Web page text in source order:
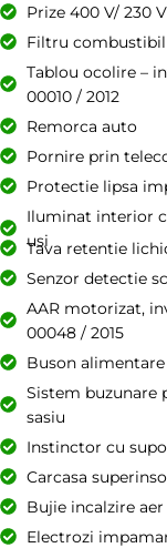
Prize 400 V/ 230 V
Filtru
Tablou ocolire –
00010 / 2012
Remorca auto
Pornire prin
Protectie lipsa
Iluminat interior
usi
Tava retentie
Senzor detectie
AAR motorizat,
00048 / 2015
Buson
Sistem
sasiu
Instinctor cu
Carcasa
Bujie incalzire
Electrozi